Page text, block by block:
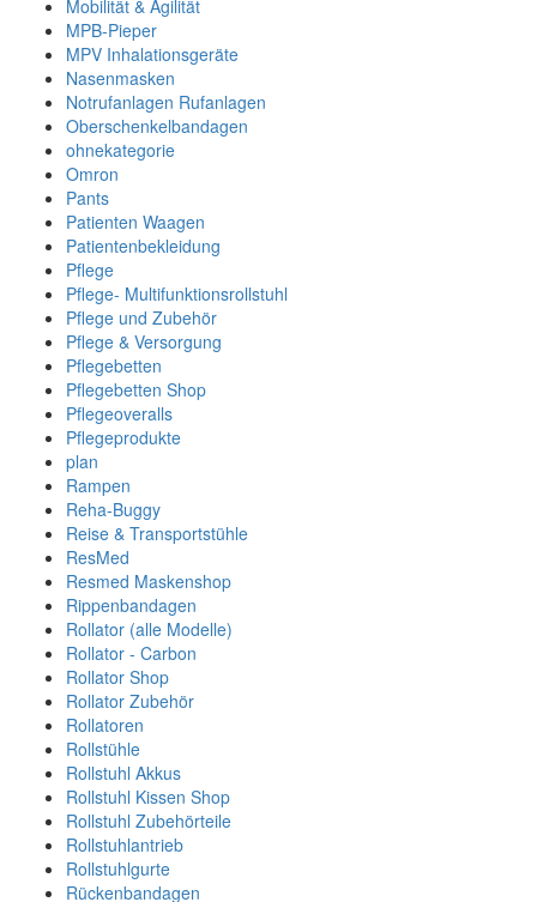
Mobilität & Agilität
MPB-Pieper
MPV Inhalationsgeräte
Nasenmasken
Notrufanlagen Rufanlagen
Oberschenkelbandagen
ohnekategorie
Omron
Pants
Patienten Waagen
Patientenbekleidung
Pflege
Pflege- Multifunktionsrollstuhl
Pflege und Zubehör
Pflege & Versorgung
Pflegebetten
Pflegebetten Shop
Pflegeoveralls
Pflegeprodukte
plan
Rampen
Reha-Buggy
Reise & Transportstühle
ResMed
Resmed Maskenshop
Rippenbandagen
Rollator (alle Modelle)
Rollator - Carbon
Rollator Shop
Rollator Zubehör
Rollatoren
Rollstühle
Rollstuhl Akkus
Rollstuhl Kissen Shop
Rollstuhl Zubehörteile
Rollstuhlantrieb
Rollstuhlgurte
Rückenbandagen